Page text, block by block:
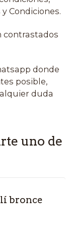
Condiciones.
contrastados
donde
posible,
duda
uno de
bronce